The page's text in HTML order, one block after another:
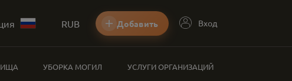
RUB Добавить Вход
УБОРКА МОГИЛ УСЛУГИ ОРГАНИЗАЦИЙ